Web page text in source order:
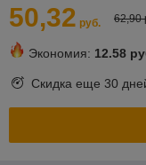
50,32 руб. 62,90
Экономия: 12.58
Скидка еще 30